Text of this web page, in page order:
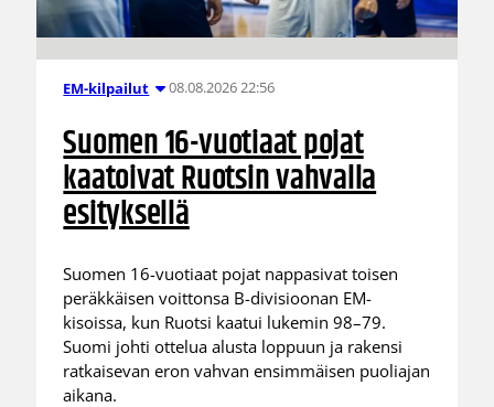
EM-kilpailut 08.08.2026 22:56
Suomen 16-vuotiaat pojat
kaatoivat Ruotsin vahvalla
esityksellä
Suomen 16-vuotiaat pojat nappasivat toisen
peräkkäisen voittonsa B-divisioonan EM-
kisoissa, kun Ruotsi kaatui lukemin 98–79.
Suomi johti ottelua alusta loppuun ja rakensi
ratkaisevan eron vahvan ensimmäisen puoliajan
aikana.